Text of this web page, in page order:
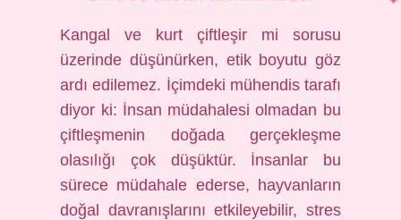
Kangal ve kurt çiftleşir mi sorusu
üzerinde düşünürken, etik boyutu göz
ardı edilemez. İçimdeki mühendis tarafı
diyor ki: İnsan müdahalesi olmadan bu
çiftleşmenin doğada gerçekleşme
olasılığı çok düşüktür. İnsanlar bu
sürece müdahale ederse, hayvanların
doğal davranışlarını etkileyebilir, stres